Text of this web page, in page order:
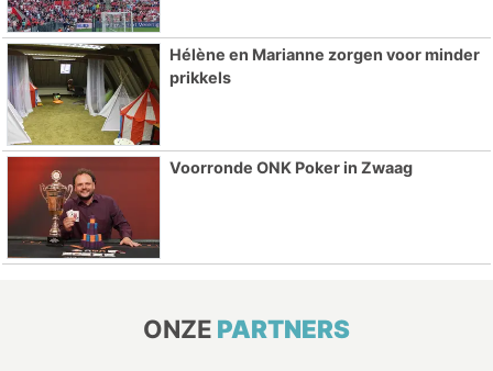
Hélène en Marianne zorgen voor minder
prikkels
Voorronde ONK Poker in Zwaag
ONZE PARTNERS